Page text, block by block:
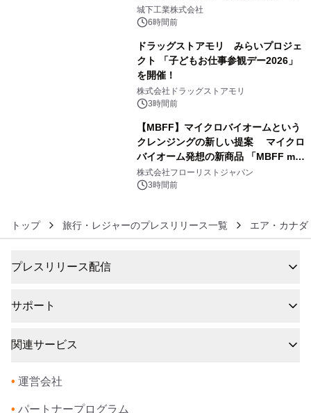
ーブル1本つなぐだけ、テレビの音が
ぐっと豊かに
城下工業株式会社
6時間前
ドラッグストアモリ みらいプロジェ
クト 「子どもお仕事参観デー2026」
を開催！
株式会社ドラッグストアモリ
3時間前
【MBFF】マイクロバイオームという
クレンジングの新しい提案 マイクロ
バイオーム発想の新商品 「MBFF mb
クレンジングPRO」を2026年8月6日
発売
株式会社フローリストジャパン
3時間前
トップ 旅行・レジャーのプレスリリース一覧 エア・カナダ
プレスリリース配信
サポート
関連サービス
• 運営会社
• パートナープログラム